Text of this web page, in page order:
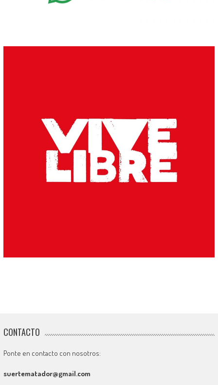
CONTACTO
Ponte en contacto con nosotros:
suertematador@gmail.com